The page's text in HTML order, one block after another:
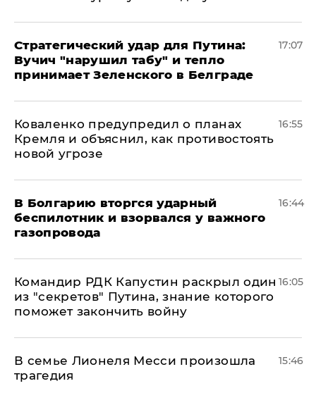
Стратегический удар для Путина:
Вучич "нарушил табу" и тепло
принимает Зеленского в Белграде
17:07
Коваленко предупредил о планах
Кремля и объяснил, как противостоять
новой угрозе
16:55
В Болгарию вторгся ударный
беспилотник и взорвался у важного
газопровода
16:44
Командир РДК Капустин раскрыл один
из "секретов" Путина, знание которого
поможет закончить войну
16:05
В семье Лионеля Месси произошла
трагедия
15:46